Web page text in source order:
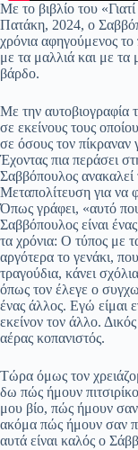
Με το βιβλίο του
Πατάκη, 2024, ο
χρόνια αφηγούμενος
με τα μαλλιά και με
βάρδο.
Με την αυτοβιογραφία
σε εκείνους τους
σε όσους τον πίκραναν
Έχοντας πια περάσει
Σαββόπουλος ανακαλεί
Μεταπολίτευση για να
Όπως γράφει, «αυτό
Σαββόπουλος είναι
τα χρόνια: Ο τύπος με
αργότερα το γενάκι,
τραγούδια, κάνει
όπως τον έλεγε ο
ένας άλλος. Εγώ είμαι
εκείνον τον άλλο.
αέρας κοπανιστός.
Τώρα όμως τον
δω πώς ήμουν
μου βίο, πώς ήμουν
ακόμα πώς ήμουν σαν
αυτά είναι καλός ο